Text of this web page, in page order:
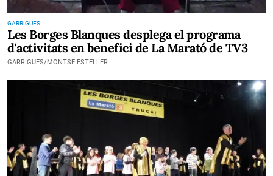
GARRIGUES
Les Borges Blanques desplega el programa
d'activitats en benefici de La Marató de TV3
GARRIGUES/MONTSE ESTELLER